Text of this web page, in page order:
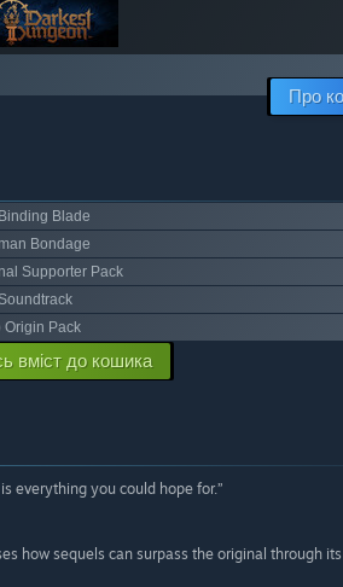
Про
Blade
Bondage
Supporter Pack
Origin Pack
вміст до кошика
everything you could hope for.”
how sequels can surpass the original through